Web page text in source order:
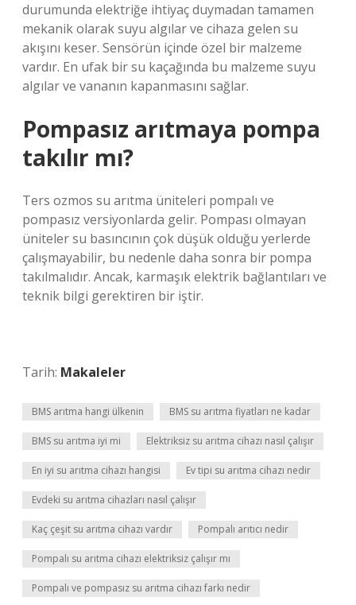
durumunda elektriğe ihtiyaç duymadan tamamen
mekanik olarak suyu algılar ve cihaza gelen su
akışını keser. Sensörün içinde özel bir malzeme
vardır. En ufak bir su kaçağında bu malzeme suyu
algılar ve vananın kapanmasını sağlar.
Pompasız arıtmaya pompa
takılır mı?
Ters ozmos su arıtma üniteleri pompalı ve
pompasız versiyonlarda gelir. Pompası olmayan
üniteler su basıncının çok düşük olduğu yerlerde
çalışmayabilir, bu nedenle daha sonra bir pompa
takılmalıdır. Ancak, karmaşık elektrik bağlantıları ve
teknik bilgi gerektiren bir iştir.
Tarih: Makaleler
BMS arıtma hangi ülkenin BMS su arıtma fiyatları ne kadar
BMS su arıtma iyi mi Elektriksiz su arıtma cihazı nasıl çalışır
En iyi su arıtma cihazı hangisi Ev tipi su arıtma cihazı nedir
Evdeki su arıtma cihazları nasıl çalışır
Kaç çeşit su arıtma cihazı vardır Pompalı arıtıcı nedir
Pompalı su arıtma cihazı elektriksiz çalışır mı
Pompalı ve pompasız su arıtma cihazı farkı nedir